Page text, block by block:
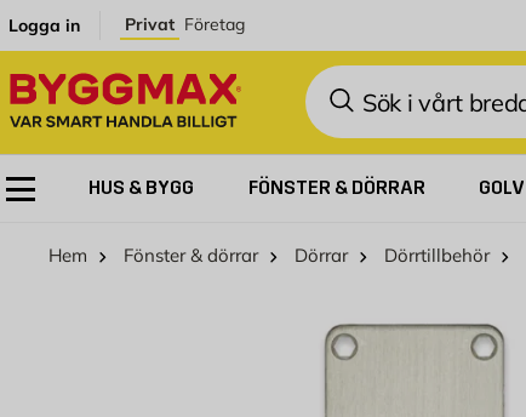
Logga in Privat Företag
Sök
HUS & BYGG FÖNSTER & DÖRRAR GOLV
Hem Fönster & dörrar Dörrar Dörrtillbehör